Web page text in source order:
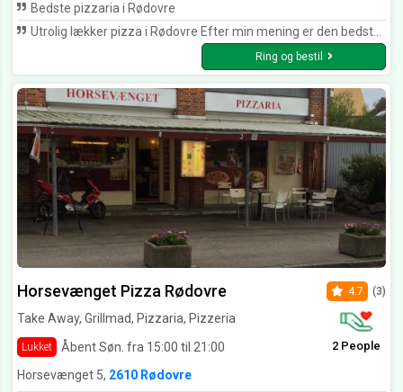
Bedste pizzaria i Rødovre
Utrolig lækker pizza i Rødovre Efter min mening er den bedste pizzeria i Rødovre.
Ring og bestil
Horsevænget Pizza Rødovre
Take Away, Grillmad, Pizzaria, Pizzeria
Lukket Åbent Søn. fra 15:00 til 21:00
4.7 (3)
2 People
Horsevænget 5, 2610 Rødovre